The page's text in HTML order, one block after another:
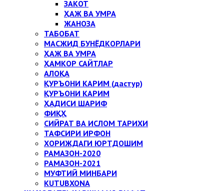
ЗАКОТ
ҲАЖ ВА УМРА
ЖАНОЗА
ТАБОБАТ
МАСЖИД БУНЁДКОРЛАРИ
ҲАЖ ВА УМРА
ҲАМКОР САЙТЛАР
АЛОҚА
ҚУРЪОНИ КАРИМ (дастур)
ҚУРЪОНИ КАРИМ
ҲАДИСИ ШАРИФ
ФИҚҲ
СИЙРАТ ВА ИСЛОМ ТАРИХИ
ТАФСИРИ ИРФОН
ХОРИЖДАГИ ЮРТДОШИМ
РАМАЗОН-2020
РАМАЗОН-2021
МУФТИЙ МИНБАРИ
KUTUBXONA